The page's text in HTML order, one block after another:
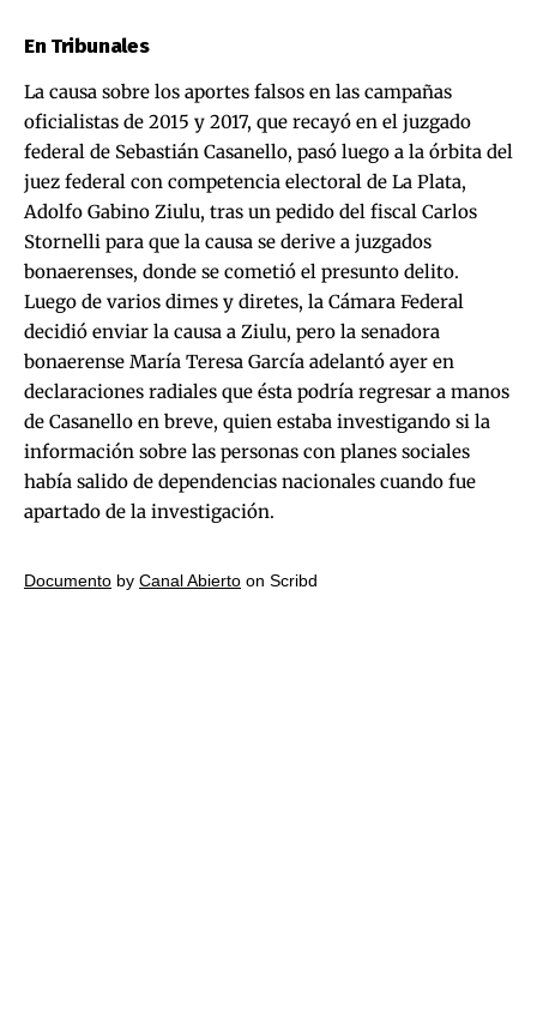
En Tribunales
La causa sobre los aportes falsos en las campañas
oficialistas de 2015 y 2017, que recayó en el juzgado
federal de Sebastián Casanello, pasó luego a la órbita del
juez federal con competencia electoral de La Plata,
Adolfo Gabino Ziulu, tras un pedido del fiscal Carlos
Stornelli para que la causa se derive a juzgados
bonaerenses, donde se cometió el presunto delito.
Luego de varios dimes y diretes, la Cámara Federal
decidió enviar la causa a Ziulu, pero la senadora
bonaerense María Teresa García adelantó ayer en
declaraciones radiales que ésta podría regresar a manos
de Casanello en breve, quien estaba investigando si la
información sobre las personas con planes sociales
había salido de dependencias nacionales cuando fue
apartado de la investigación.
Documento by Canal Abierto on Scribd